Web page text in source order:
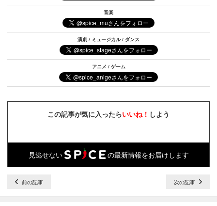
音楽
演劇 / ミュージカル / ダンス
アニメ / ゲーム
この記事が気に入ったらいいね！ しよう
見逃せない の最新情報をお届けします
前の記事 次の記事